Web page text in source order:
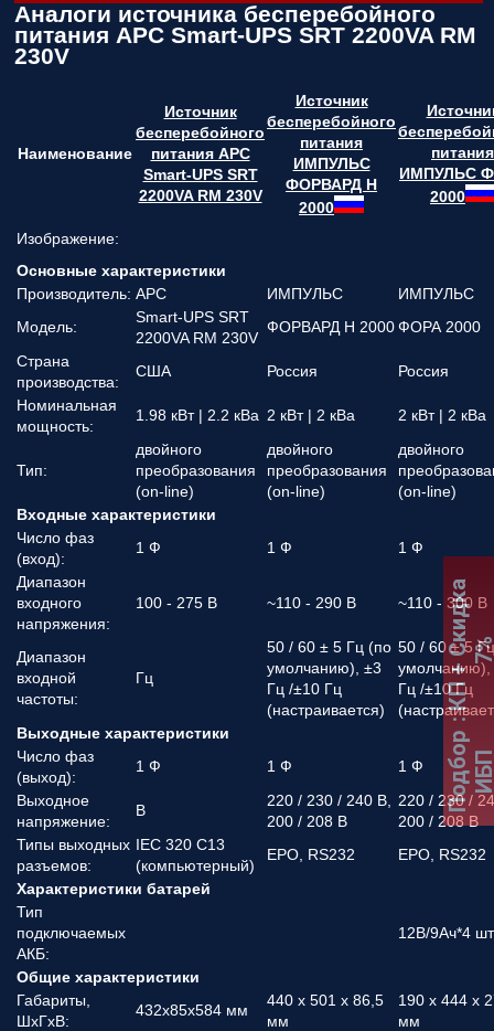
Аналоги источника бесперебойного
питания APC Smart-UPS SRT 2200VA RM
230V
Наименование
Источник
бесперебойного
питания APC
Smart-UPS SRT
2200VA RM 230V
Источник
бесперебойного
питания
ИМПУЛЬС
ФОРВАРД Н
2000
питания
ИМПУЛЬС
2000
Изображение:
Основные характеристики
Производитель: APC ИМПУЛЬС
ИМПУЛЬС
Модель:
Smart-UPS SRT
2200VA RM 230V
ФОРВАРД Н 2000ФОРА 2000
Страна
производства:
США Россия
Россия
Номинальная
мощность:
1.98 кВт | 2.2 кВа 2 кВт | 2 кВа 2 кВт | 2 кВа
Тип:
двойного
преобразования
(on-line)
двойного
преобразования
(on-line)
двойного
(on-line)
Входные характеристики
Число фаз
(вход):
1 Ф 1 Ф
1 Ф
Диапазон
входного
напряжения:
100 - 275 В ~110 - 290 В ~110 - 300 В
Диапазон
входной
частоты:
Гц
50 / 60 ± 5 Гц (по
умолчанию), ±3
Гц /±10 Гц
(настраивается)
50 / 60 ± 5
умолчанию),
Гц /±10 Гц
Выходные характеристики
Число фаз
(выход):
1 Ф 1 Ф
1 Ф
Выходное
напряжение:
В
220 / 230 / 240 В,
200 / 208 В
220 / 230 /
200 / 208 В
Типы выходных
разъемов:
IEC 320 C13
(компьютерный)
EPO, RS232
EPO, RS232
Характеристики батарей
Тип
подключаемых
АКБ:
12В/9Ач*4
Общие характеристики
Габариты,
ШхГхВ:
432x85x584 мм
440 x 501 x 86,5
мм
190 x 444 x
мм
Подбор
:
К
П
+
С
к
и
д
к
а
7